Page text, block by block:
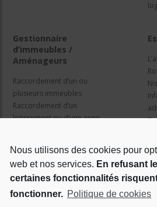
Nous utilisons des cookies pour
web et nos services. En refusant
certaines fonctionnalités
fonctionner. Politique de cookies
Gestionnaire
d’immeubles /
Aménageurs
Raccordement d’un ou
plusieurs immeubles
Raccordement d’un
lotissement ou d’une zone
Qui sommes nous ?
Le projet Rosace